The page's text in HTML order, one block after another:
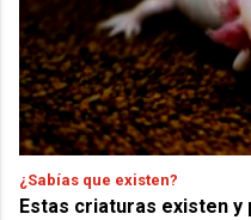
¿Sabías que existen?
Estas criaturas existen